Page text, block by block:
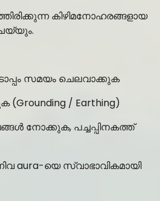
കിഴിമനോഹരങ്ങളായ
സമയം ചെലവാക്കുക
/ Earthing)
നോക്കുക, പച്ചപ്പിനകത്ത്
aura-യെ സ്വാഭാവികമായി